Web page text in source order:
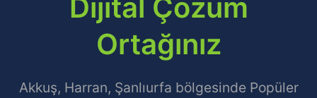
Dijital Çözüm
Ortağınız
Akkuş, Harran, Şanlıurfa bölgesinde Popüler